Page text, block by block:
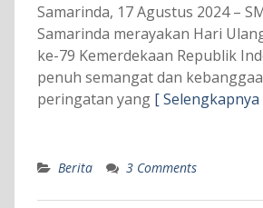
Samarinda, 17 Agustus 2024 –
Samarinda merayakan Hari
ke-79 Kemerdekaan Republik
penuh semangat dan
peringatan yang [ Selengkapnya
Berita 3 Comments